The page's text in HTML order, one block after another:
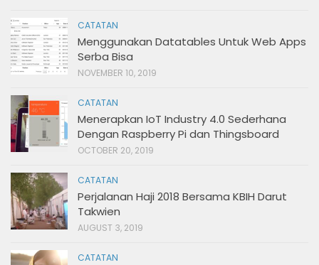
CATATAN
Menggunakan Datatables Untuk Web Apps
Serba Bisa
NOVEMBER 10, 2019
CATATAN
Menerapkan IoT Industry 4.0 Sederhana
Dengan Raspberry Pi dan Thingsboard
OCTOBER 20, 2019
CATATAN
Perjalanan Haji 2018 Bersama KBIH Darut
Takwien
AUGUST 3, 2019
CATATAN